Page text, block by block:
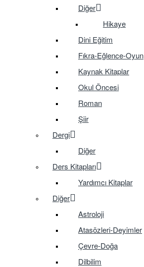
Diğer
Hikaye
Dini Eğitim
Fıkra-Eğlence-Oyun
Kaynak Kitaplar
Okul Öncesi
Roman
Şiir
Dergi
Diğer
Ders Kitapları
Yardımcı Kitaplar
Diğer
Astroloji
Atasözleri-Deyimler
Çevre-Doğa
Dilbilim